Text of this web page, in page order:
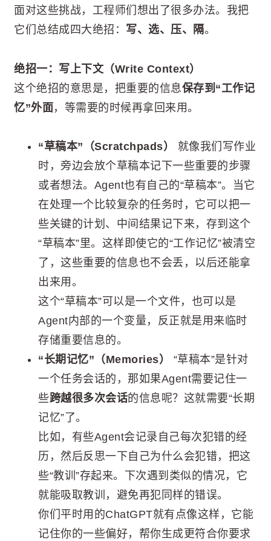
面对这些挑战，工程师们想出了很多办法。我把
它们总结成四大绝招： 写、选、压、隔。
绝招一：写上下文（Write Context）
这个绝招的意思是，把重要的信息保存到“工作记
忆”外面，等需要的时候再拿回来用。
“草稿本”（Scratchpads）
就像我们写作业
时，旁边会放个草稿本记下一些重要的步骤
或者想法。Agent也有自己的“草稿本”。当它
在处理一个比较复杂的任务时，它可以把一
些关键的计划、中间结果记下来，存到这个
“草稿本”里。这样即使它的“工作记忆”被清空
了，这些重要的信息也不会丢，以后还能拿
出来用。
这个“草稿本”可以是一个文件，也可以是
Agent内部的一个变量，反正就是用来临时
存储重要信息的。
“长期记忆”（Memories）
“草稿本”是针对
一个任务会话的，那如果Agent需要记住一
些跨越很多次会话的信息呢？这就需要“长期
记忆”了。
比如，有些Agent会记录自己每次犯错的经
历，然后反思一下自己为什么会犯错，把这
些“教训”存起来。下次遇到类似的情况，它
就能吸取教训，避免再犯同样的错误。
你们平时用的ChatGPT就有点像这样，它能
记住你的一些偏好，帮你生成更符合你要求